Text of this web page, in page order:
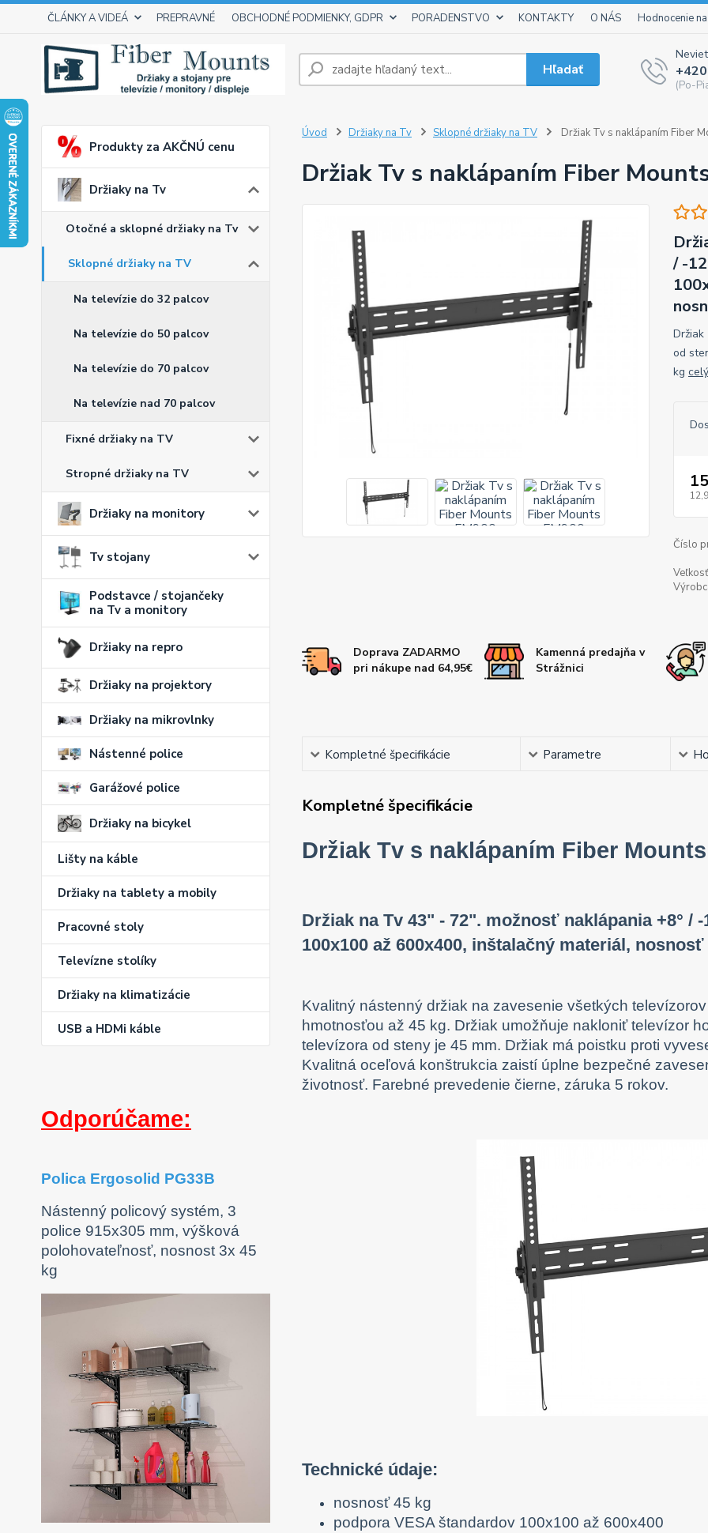
ČLÁNKY A VIDEÁ PREPRAVNÉ OBCHODNÉ PODMIENKY, GDPR PORADENSTVO KONTAKTY O NÁS Hodnocenie
Hľadať
(Po-
Produkty za AKČNÚ cenu
Držiaky na Tv
Otočné a sklopné držiaky na Tv
Sklopné držiaky na TV
Na televízie do 32 palcov
Na televízie do 50 palcov
Na televízie do 70 palcov
Na televízie nad 70 palcov
Fixné držiaky na TV
Stropné držiaky na TV
Držiaky na monitory
Tv stojany
Podstavce / stojančeky
na Tv a monitory
Držiaky na repro
Držiaky na projektory
Držiaky na mikrovlnky
Nástenné police
Garážové police
Držiaky na bicykel
Lišty na káble
Držiaky na tablety a mobily
Pracovné stoly
Televízne stolíky
Držiaky na klimatizácie
USB a HDMi káble
Odporúčame:
Polica Ergosolid PG33B
Nástenný policový systém, 3
police 915x305 mm, výšková
polohovateľnosť, nosnost 3x 45
kg
Úvod Držiaky na Tv Sklopné držiaky na TV Držiak Tv s naklápaním Fiber
Držiak Tv s naklápaním Fiber
/ -
od
kg
Číslo
Doprava ZADARMO
pri nákupe nad 64,95€
Kamenná predajňa v
Strážnici
Kompletné špecifikácie Parametre
Kompletné špecifikácie
Držiak Tv s naklápaním Fiber
Držiak na Tv 43" - 72". možnosť naklápania +8° /
100x100 až 600x400, inštalačný materiál, nosnosť
Kvalitný nástenný držiak na zavesenie všetkých
hmotnosťou až 45 kg. Držiak umožňuje nakloniť televízor
televízora od steny je 45 mm. Držiak má poistku proti
Kvalitná oceľová konštrukcia zaistí úplne bezpečné
životnosť. Farebné prevedenie čierne, záruka 5 rokov.
Technické údaje:
nosnosť 45 kg
podpora VESA štandardov 100x100 až 600x400